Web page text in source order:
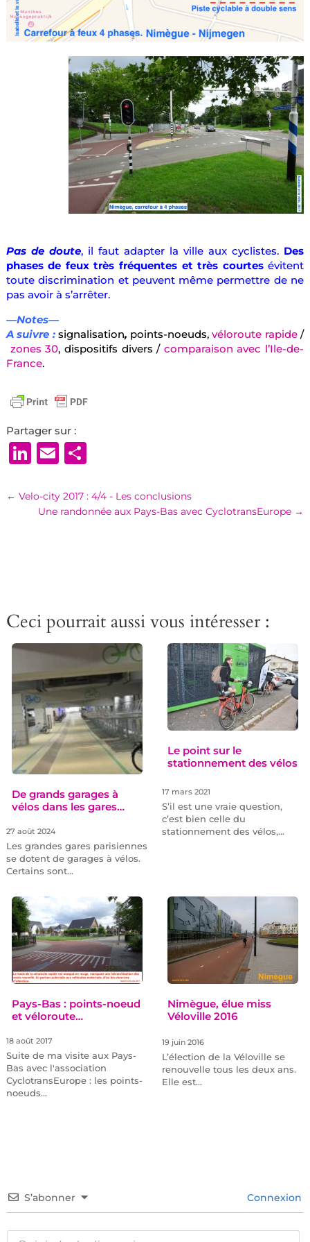
Pas de doute, il faut adapter la ville aux cyclistes. Des
phases de feux très fréquentes et très courtesévitent
toute discrimination et peuvent même permettre de ne
pas avoir à s’arrêter.
—Notes—
A suivre : signalisation, points-noeuds,véloroute rapide/
zones 30, dispositifs divers / comparaison avec l’Ile-de-
France.
Partager sur :
LinkedIn
EmailPartager
← Velo-city 2017 : 4/4 - Les conclusions
Une randonnée aux Pays-Bas avec CyclotransEurope →
Ceci pourrait aussi vous intéresser :
De grands garages à
vélos dans les gares…
27 août 2024
Les grandes gares parisiennes
se dotent de garages à vélos.
Certains sont…
Le point sur le
stationnement des vélos
17 mars 2021
S’il est une vraie question,
c’est bien celle du
stationnement des vélos,…
Pays-Bas : points-noeud
et véloroute…
18 août 2017
Suite de ma visite aux Pays-
Bas avec l'association
CyclotransEurope : les points-
noeuds…
Nimègue, élue miss
Véloville 2016
19 juin 2016
L’élection de la Véloville se
renouvelle tous les deux ans.
Elle est…
S’abonner Connexion